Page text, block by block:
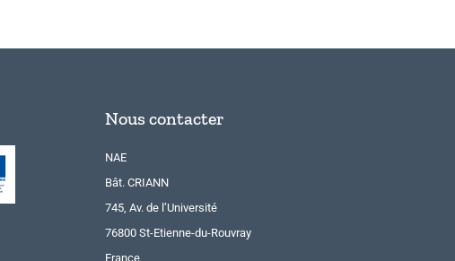
Nous contacter
NAE
Bât. CRIANN
745, Av. de l’Université
76800 St-Etienne-du-Rouvray
France